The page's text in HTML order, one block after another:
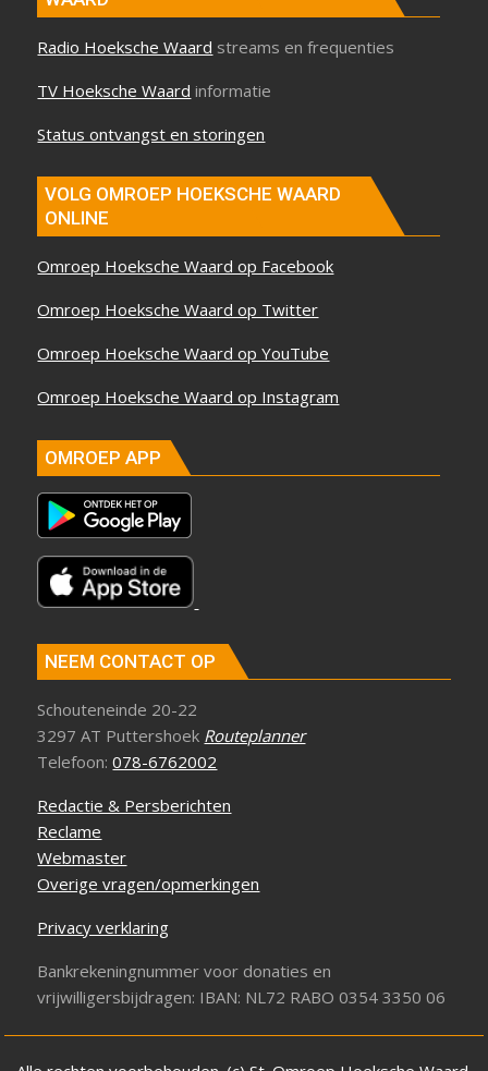
Radio Hoeksche Waard streams en frequenties
TV Hoeksche Waard informatie
Status ontvangst en storingen
VOLG OMROEP HOEKSCHE WAARD
ONLINE
Omroep Hoeksche Waard op Facebook
Omroep Hoeksche Waard op Twitter
Omroep Hoeksche Waard op YouTube
Omroep Hoeksche Waard op Instagram
OMROEP APP
NEEM CONTACT OP
Schouteneinde 20-22
3297 AT Puttershoek Routeplanner
Telefoon:078-6762002
Redactie & Persberichten
Reclame
Webmaster
Overige vragen/opmerkingen
Privacy verklaring
Bankrekeningnummer voor donaties en
vrijwilligersbijdragen: IBAN: NL72 RABO 0354 3350 06